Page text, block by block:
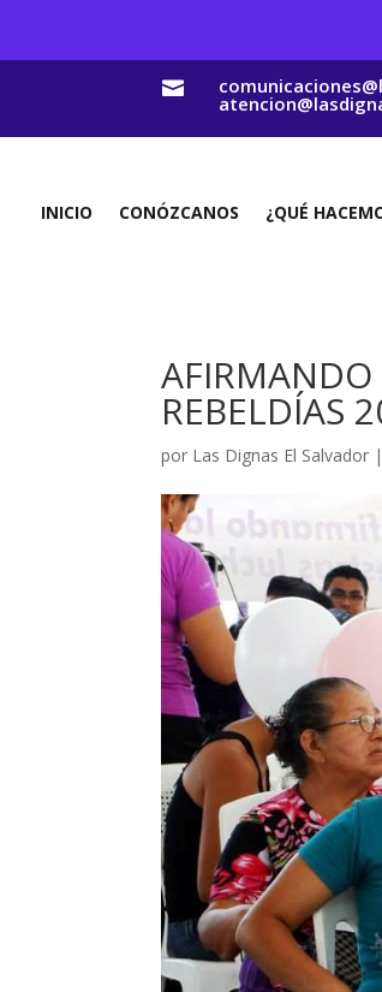

INICIO CONÓZCANOS ¿QUÉ
AFIRMANDO
REBELDÍAS
por Las Dignas El Salvador |